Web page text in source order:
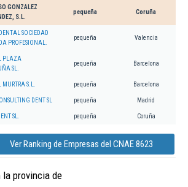
GONZALEZ
S.L.
pequeña Coruña
SOCIEDAD
PROFESIONAL.
pequeña Valencia
PLAZA
SL.
pequeña Barcelona
S.L. pequeña Barcelona
DENT SL pequeña Madrid
SL. pequeña Coruña
Ver Ranking de Empresas del CNAE 8623
la provincia de